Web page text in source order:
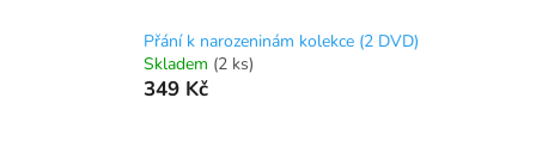
Přání k narozeninám kolekce (2 DVD)
Skladem (2 ks)
349 Kč